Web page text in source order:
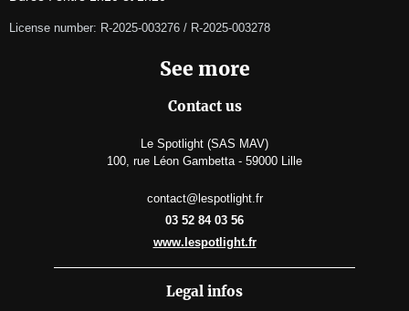
License number: R-2025-003276 / R-2025-003278
See more
Contact us
Le Spotlight (SAS MAV)
100, rue Léon Gambetta - 59000 Lille
contact@lespotlight.fr
03 52 84 03 56
www.lespotlight.fr
Legal infos